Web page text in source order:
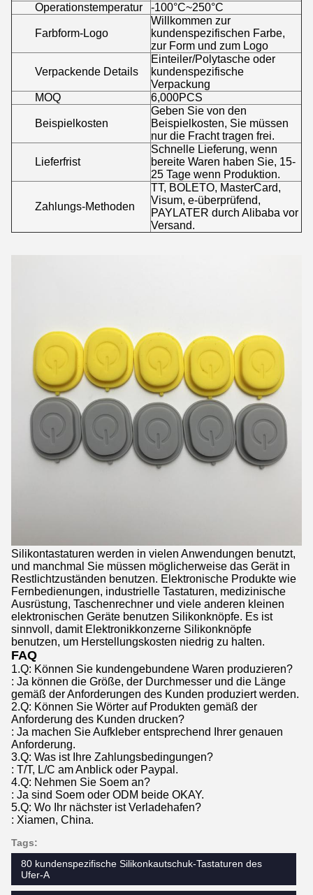
Operationstemperatur -100°C~250°C
Farbform-Logo
Willkommen zur
kundenspezifischen Farbe,
zur Form und zum Logo
Verpackende Details
Einteiler/Polytasche oder
kundenspezifische
Verpackung
MOQ
6,000PCS
Beispielkosten
Geben Sie von den
Beispielkosten, Sie müssen
nur die Fracht tragen frei.
Lieferfrist
Schnelle Lieferung, wenn
bereite Waren haben Sie, 15-
25 Tage wenn Produktion.
Zahlungs-Methoden
TT, BOLETO, MasterCard,
Visum, e-überprüfend,
PAYLATER durch Alibaba vor
Versand.
Silikontastaturen werden in vielen Anwendungen benutzt,
und manchmal Sie müssen möglicherweise das Gerät in
Restlichtzuständen benutzen. Elektronische Produkte wie
Fernbedienungen, industrielle Tastaturen, medizinische
Ausrüstung, Taschenrechner und viele anderen kleinen
elektronischen Geräte benutzen Silikonknöpfe. Es ist
sinnvoll, damit Elektronikkonzerne Silikonknöpfe
benutzen, um Herstellungskosten niedrig zu halten.
FAQ
1.Q: Können Sie kundengebundene Waren produzieren?
: Ja können die Größe, der Durchmesser und die Länge
gemäß der Anforderungen des Kunden produziert werden.
2.Q: Können Sie Wörter auf Produkten gemäß der
Anforderung des Kunden drucken?
: Ja machen Sie Aufkleber entsprechend Ihrer genauen
Anforderung.
3.Q: Was ist Ihre Zahlungsbedingungen?
: T/T, L/C am Anblick oder Paypal.
4.Q: Nehmen Sie Soem an?
: Ja sind Soem oder ODM beide OKAY.
5.Q: Wo Ihr nächster ist Verladehafen?
: Xiamen, China.
Tags:
80 kundenspezifische Silikonkautschuk-Tastaturen des
Ufer-A